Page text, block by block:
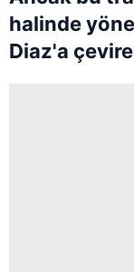
halinde
Diaz'a